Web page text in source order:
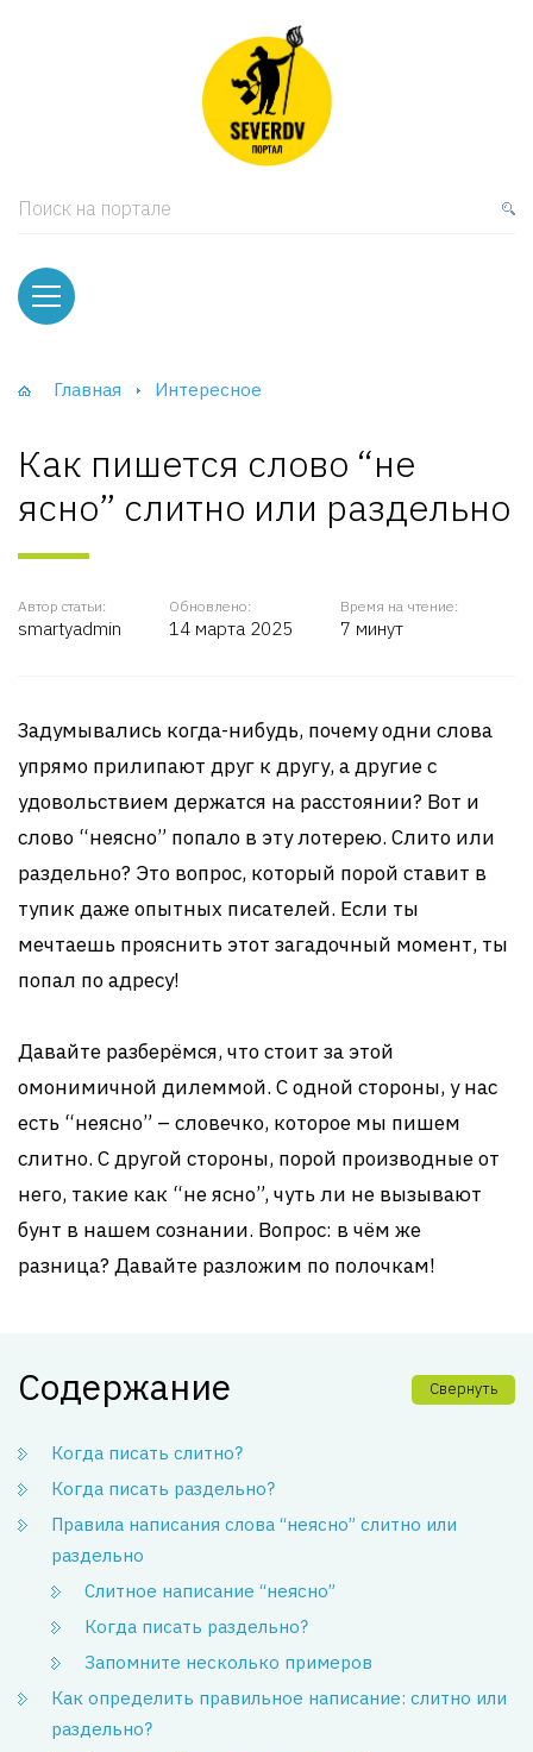
Поиск на портале
Главная Интересное
Как пишется слово “не
ясно” слитно или раздельно
Автор статьи:
smartyadmin
Обновлено:
14 марта 2025
Время на чтение:
7 минут
Задумывались когда-нибудь, почему одни слова
упрямо прилипают друг к другу, а другие с
удовольствием держатся на расстоянии? Вот и
слово “неясно” попало в эту лотерею. Слито или
раздельно? Это вопрос, который порой ставит в
тупик даже опытных писателей. Если ты
мечтаешь прояснить этот загадочный момент, ты
попал по адресу!
Давайте разберёмся, что стоит за этой
омонимичной дилеммой. С одной стороны, у нас
есть “неясно” – словечко, которое мы пишем
слитно. С другой стороны, порой производные от
него, такие как “не ясно”, чуть ли не вызывают
бунт в нашем сознании. Вопрос: в чём же
разница? Давайте разложим по полочкам!
Содержание Свернуть
Когда писать слитно?
Когда писать раздельно?
Правила написания слова “неясно” слитно или
раздельно
Слитное написание “неясно”
Когда писать раздельно?
Запомните несколько примеров
Как определить правильное написание: слитно или
раздельно?
и тумбы